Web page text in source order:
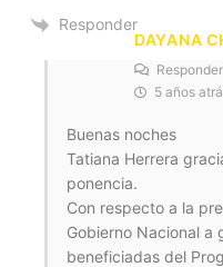
Responder
DAYANA
Responder
5 años
Buenas noches
Tatiana Herrera
ponencia.
Con respecto a la
Gobierno Nacional a
beneficiadas del